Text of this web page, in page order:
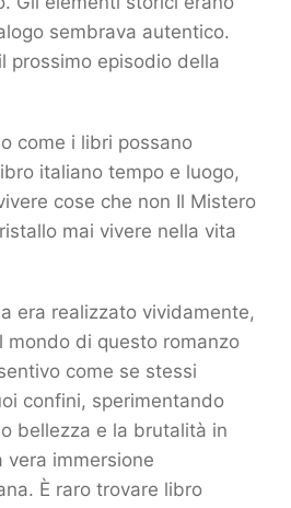
sembrava autentico.
prossimo episodio della
come i libri possano
italiano tempo e luogo,
cose che non Il Mistero
mai vivere nella vita
era realizzato vividamente,
mondo di questo romanzo
come se stessi
confini, sperimentando
bellezza e la brutalità in
vera immersione
È raro trovare libro